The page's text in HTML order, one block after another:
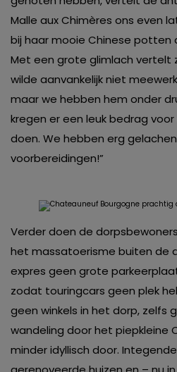
Malle aux Chimères ons even
bij haar mooie Chinese
Met een grote glimlach vertelt
wilde aanvankelijk niet
maar we hebben hem onder
kregen er een leuk bedrag
doen. We hebben erg
voorbereidingen!”
Verder doen de
het massatoerisme buiten de
expres geen grote
zodat touringcars geen plek
geen winkels in het dorp, zelfs
wandeling door het piepkleine
minder idyllisch door.